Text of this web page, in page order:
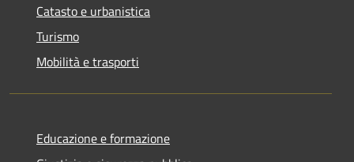
Catasto e urbanistica
Turismo
Mobilità e trasporti
Educazione e formazione